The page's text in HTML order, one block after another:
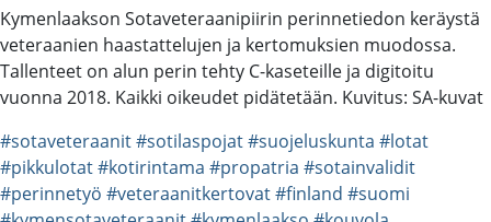
Kymenlaakson Sotaveteraanipiirin perinnetiedon keräystä
veteraanien haastattelujen ja kertomuksien muodossa.
Tallenteet on alun perin tehty C-kaseteille ja digitoitu
vuonna 2018. Kaikki oikeudet pidätetään. Kuvitus: SA-kuvat
#sotaveteraanit#sotilaspojat#suojeluskunta #lotat
#pikkulotat#kotirintama #propatria #sotainvalidit
#perinnetyö #veteraanitkertovat#finland #suomi